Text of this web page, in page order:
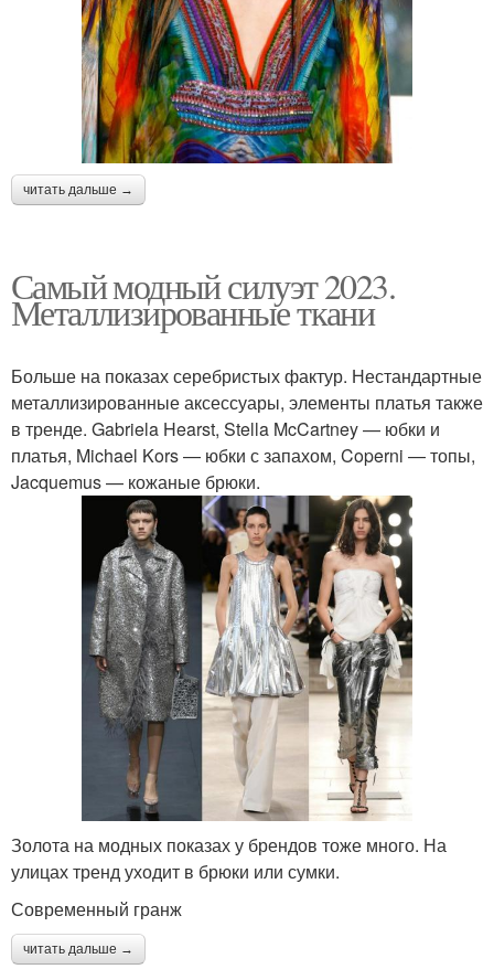
читать дальше →
Самый модный силуэт 2023.
Металлизированные ткани
Больше на показах серебристых фактур. Нестандартные
металлизированные аксессуары, элементы платья также
в тренде. Gabriela Hearst, Stella McCartney — юбки и
платья, Michael Kors — юбки с запахом, Coperni — топы,
Jacquemus — кожаные брюки.
Золота на модных показах у брендов тоже много. На
улицах тренд уходит в брюки или сумки.
Современный гранж
читать дальше →